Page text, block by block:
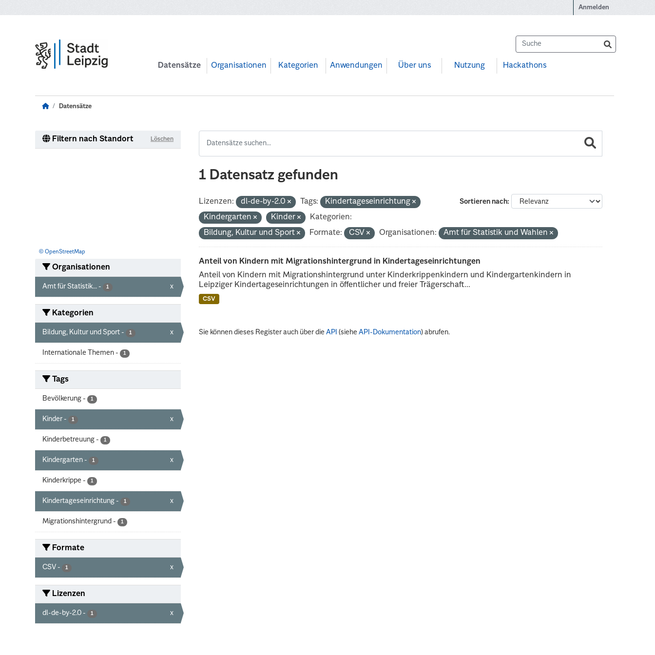
Anmelden
Datensätze Organisationen Kategorien Anwendungen Über uns Nutzung Hackathons
Datensätze
Filtern nach Standort Löschen
© OpenStreetMap
Organisationen
Amt für Statistik... - 1 x
Kategorien
Bildung, Kultur und Sport - 1 x
Internationale Themen - 1
Tags
Bevölkerung - 1
Kinder - 1 x
Kinderbetreuung - 1
Kindergarten - 1 x
Kinderkrippe - 1
Kindertageseinrichtung - 1 x
Migrationshintergrund - 1
Formate
CSV - 1 x
Lizenzen
dl-de-by-2.0 - 1 x
1 Datensatz gefunden
Sortieren nach
Lizenzen: dl-de-by-2.0 Tags:
Kindertageseinrichtung
Kindergarten
Kinder
Kategorien:
Bildung, Kultur und Sport
Formate: CSV Organisationen: Amt für Statistik und Wahlen
Anteil von Kindern mit Migrationshintergrund in Kindertageseinrichtungen
Anteil von Kindern mit Migrationshintergrund unter Kinderkrippenkindern und Kindergartenkindern in
Leipziger Kindertageseinrichtungen in öffentlicher und freier Trägerschaft...
CSV
Sie können dieses Register auch über dieAPI (sieheAPI-Dokumentation) abrufen.